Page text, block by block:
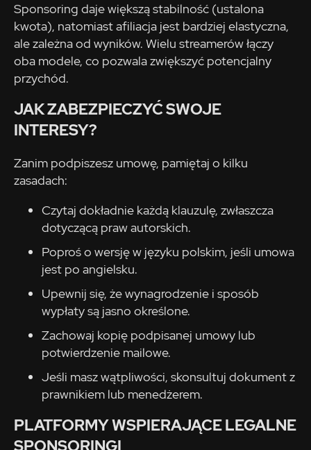
Sponsoring daje większą stabilność (ustalona
kwota), natomiast afiliacja jest bardziej elastyczna,
ale zależna od wyników. Wielu streamerów łączy
oba modele, co pozwala zwiększyć potencjalny
przychód.
JAK ZABEZPIECZYĆ SWOJE
INTERESY?
Zanim podpiszesz umowę, pamiętaj o kilku
zasadach:
Czytaj dokładnie każdą klauzulę, zwłaszcza
dotyczącą praw autorskich.
Poproś o wersję w języku polskim, jeśli umowa
jest po angielsku.
Upewnij się, że wynagrodzenie i sposób
wypłaty są jasno określone.
Zachowaj kopię podpisanej umowy lub
potwierdzenie mailowe.
Jeśli masz wątpliwości, skonsultuj dokument z
prawnikiem lub menedżerem.
PLATFORMY WSPIERAJĄCE LEGALNE